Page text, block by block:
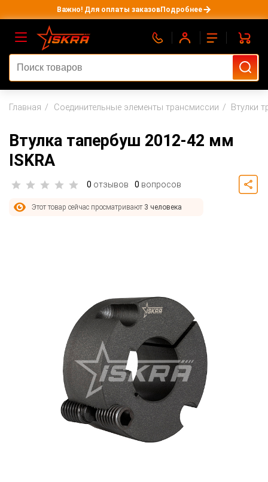
Важно! Для оплаты заказовПодробнее
Главная Соединительные элементы трансмиссии Втулки
Втулка тапербуш 2012-42 мм
ISKRA
0 отзывов 0 вопросов
Этот товар сейчас просматривают 3 человека